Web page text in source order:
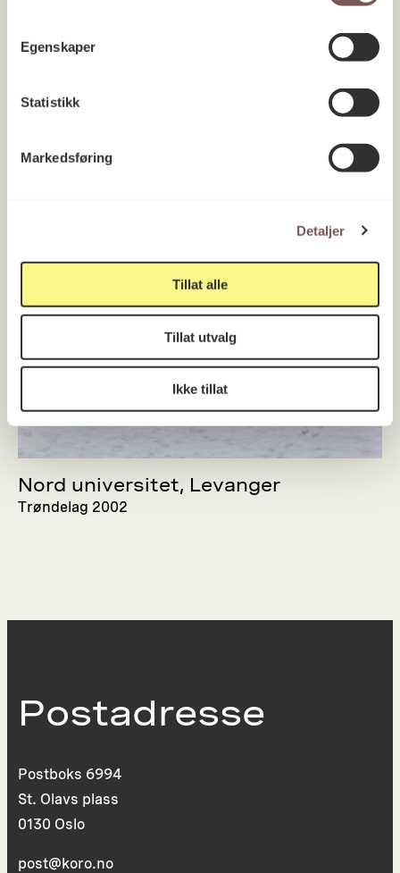
Egenskaper
Statistikk
Markedsføring
Detaljer
Tillat alle
Tillat utvalg
Ikke tillat
Nord universitet, Levanger
Trøndelag 2002
Postadresse
Postboks 6994
St. Olavs plass
0130 Oslo
post@koro.no